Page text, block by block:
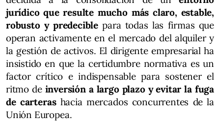
jurídico que resulte mucho más claro, estable,
robusto y predeciblepara todas las firmas que
operan activamente en el mercado del alquiler y
la gestión de activos. El dirigente empresarial ha
insistido en que la certidumbre normativa es un
factor crítico e indispensable para sostener el
ritmo de inversión a largo plazo y evitar la fuga
de carteras hacia mercados concurrentes de la
Unión Europea.